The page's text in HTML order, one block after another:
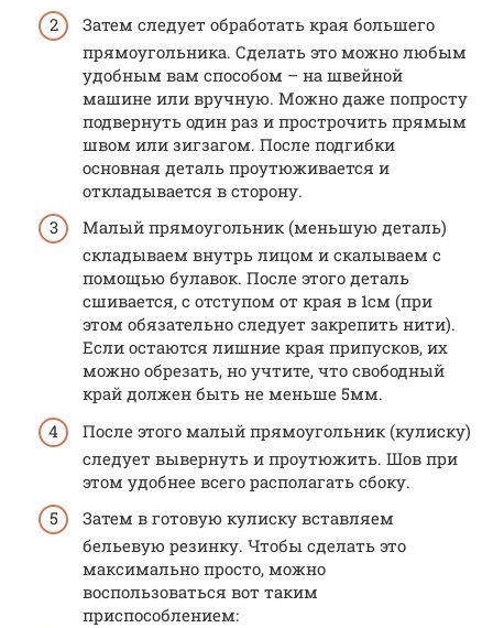
Затем следует обработать края большего
прямоугольника. Сделать это можно любым
удобным вам способом – на швейной
машине или вручную. Можно даже попросту
подвернуть один раз и прострочить прямым
швом или зигзагом. После подгибки
основная деталь проутюживается и
откладывается в сторону.
Малый прямоугольник (меньшую деталь)
складываем внутрь лицом и скалываем с
помощью булавок. После этого деталь
сшивается, с отступом от края в 1см (при
этом обязательно следует закрепить нити).
Если остаются лишние края припусков, их
можно обрезать, но учтите, что свободный
край должен быть не меньше 5мм.
После этого малый прямоугольник (кулиску)
следует вывернуть и проутюжить. Шов при
этом удобнее всего располагать сбоку.
Затем в готовую кулиску вставляем
бельевую резинку. Чтобы сделать это
максимально просто, можно
воспользоваться вот таким
приспособлением: